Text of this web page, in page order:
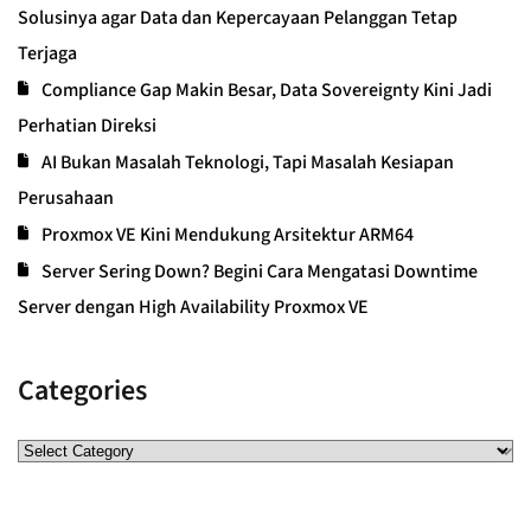
Solusinya agar Data dan Kepercayaan Pelanggan Tetap
Terjaga
Compliance Gap Makin Besar, Data Sovereignty Kini Jadi
Perhatian Direksi
AI Bukan Masalah Teknologi, Tapi Masalah Kesiapan
Perusahaan
Proxmox VE Kini Mendukung Arsitektur ARM64
Server Sering Down? Begini Cara Mengatasi Downtime
Server dengan High Availability Proxmox VE
Categories